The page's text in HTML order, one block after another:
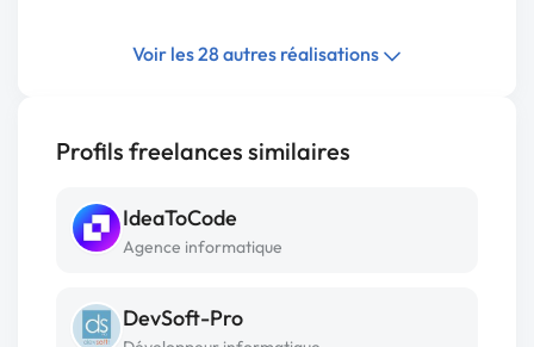
Voir les 28 autres réalisations
Profils freelances similaires
IdeaToCode
Agence informatique
DevSoft-Pro